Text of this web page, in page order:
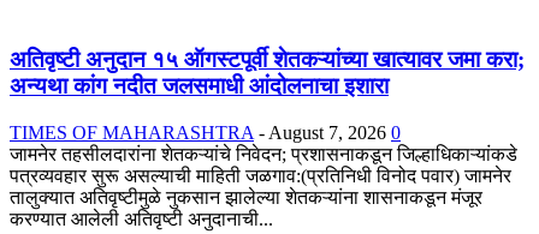
अतिवृष्टी अनुदान १५ ऑगस्टपूर्वी शेतकऱ्यांच्या खात्यावर जमा करा;
अन्यथा कांग नदीत जलसमाधी आंदोलनाचा इशारा
TIMES OF MAHARASHTRA - August 7, 2026 0
जामनेर तहसीलदारांना शेतकऱ्यांचे निवेदन; प्रशासनाकडून जिल्हाधिकाऱ्यांकडे
पत्रव्यवहार सुरू असल्याची माहिती जळगाव:(प्रतिनिधी विनोद पवार) जामनेर
तालुक्यात अतिवृष्टीमुळे नुकसान झालेल्या शेतकऱ्यांना शासनाकडून मंजूर
करण्यात आलेली अतिवृष्टी अनुदानाची...